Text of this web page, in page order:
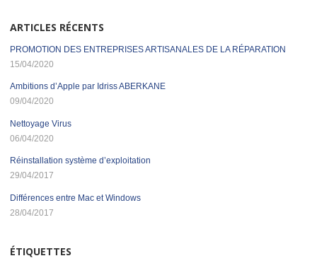
ARTICLES RÉCENTS
PROMOTION DES ENTREPRISES ARTISANALES DE LA RÉPARATION
15/04/2020
Ambitions d’Apple par Idriss ABERKANE
09/04/2020
Nettoyage Virus
06/04/2020
Réinstallation système d’exploitation
29/04/2017
Différences entre Mac et Windows
28/04/2017
ÉTIQUETTES